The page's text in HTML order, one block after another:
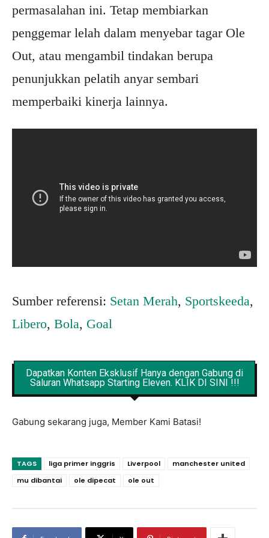
permasalahan ini. Tetap membiarkan
penggemar lelah dalam menyebar tagar Ole
Out, atau mengambil tindakan berupa
penunjukkan pelatih anyar sembari
memperbaiki kinerja lainnya.
Sumber referensi: Setan Merah, Sportskeeda,
Libero, Bola, Goal
Dapatkan Konten Eksklusif Hanya dengan Gabung di
Saluran Whatsapp Starting Eleven. KLIK DI SINI !!!
Gabung sekarang juga, Member Kami Batasi!
TAGS liga primer inggris Liverpool
manchester united
mu dibantai
ole dipecat ole out